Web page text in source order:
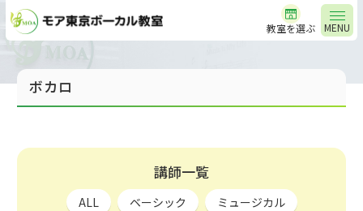
MENU
教室を選ぶ
ボカロ
講師一覧
ALL ベーシック ミュージカル